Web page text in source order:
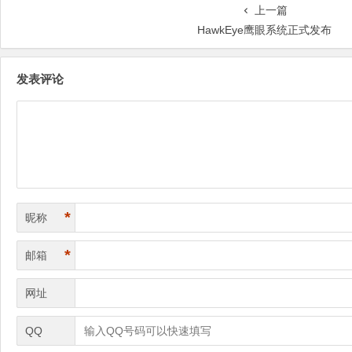
上一篇
HawkEye鹰眼系统正式发布
发表评论
昵称 *
邮箱 *
网址
QQ